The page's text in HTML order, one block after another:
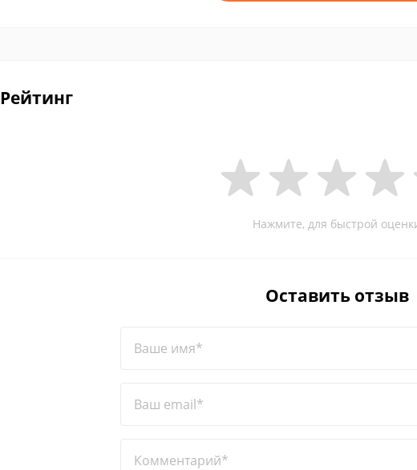
Рейтинг
Нажмите, для быстрой
Оставить отзыв
Ваше имя*
Ваш email*
Комментарий*